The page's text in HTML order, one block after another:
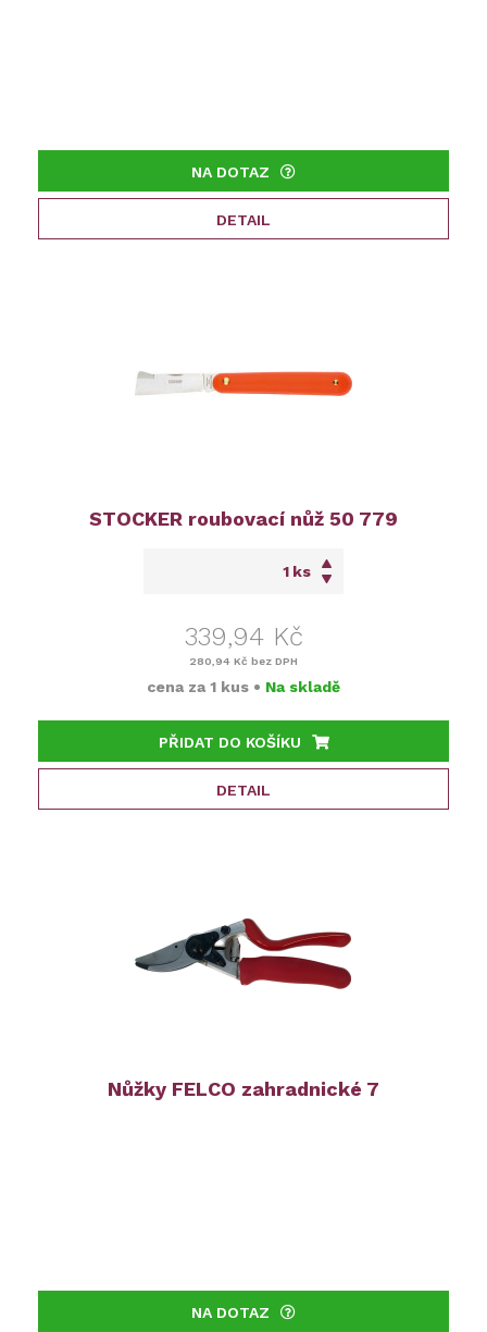
NA DOTAZ
DETAIL
STOCKER roubovací nůž 50 779
ks
339,94 Kč
280,94 Kč bez DPH
cena za 1 kus • Na skladě
PŘIDAT DO KOŠÍKU
DETAIL
Nůžky FELCO zahradnické 7
NA DOTAZ